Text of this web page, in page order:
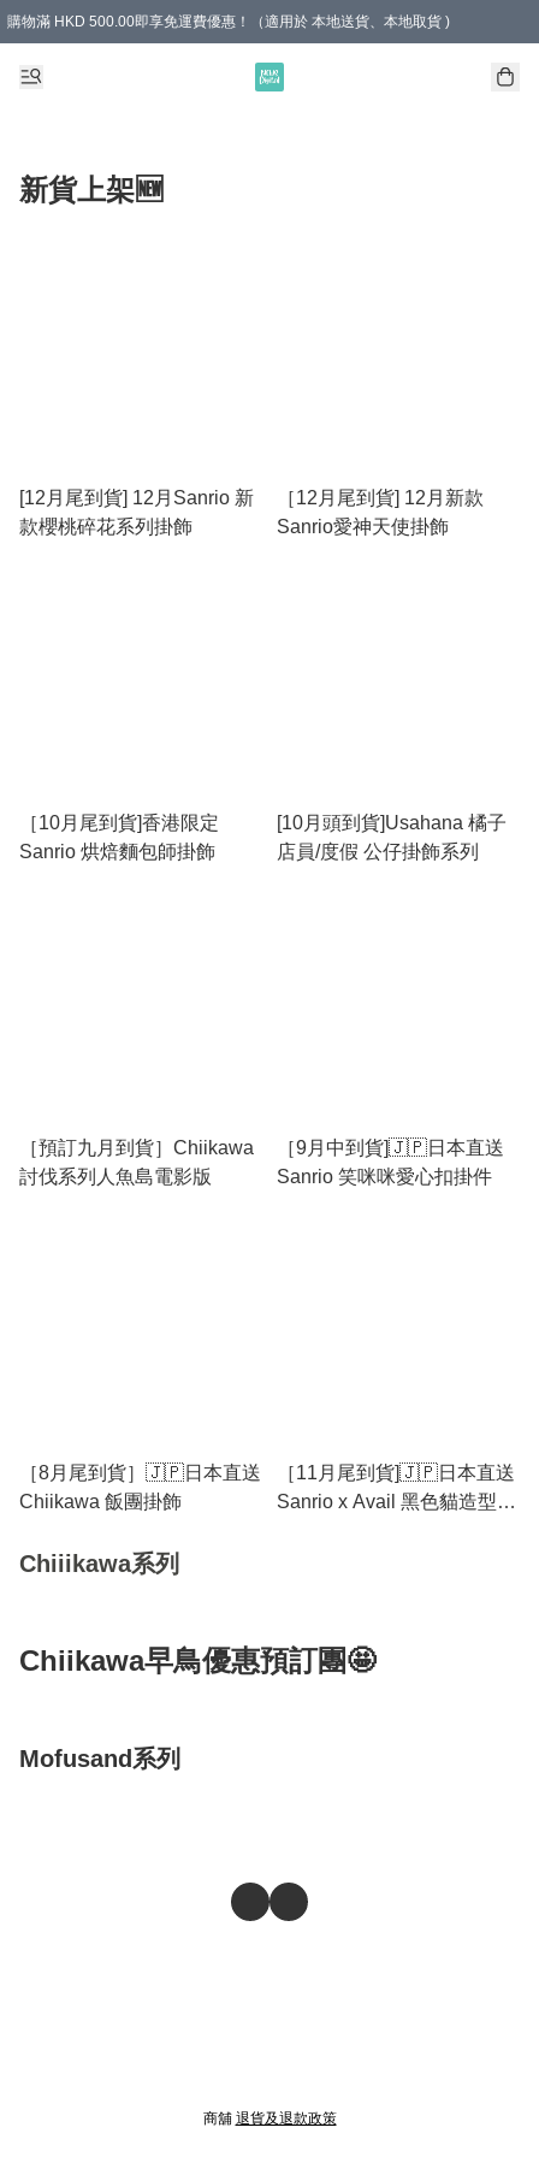
購物滿 HKD 500.00即享免運費優惠！（適用於 本地送貨、本地取貨 )
新貨上架🆕
[12月尾到貨] 12月Sanrio 新
款櫻桃碎花系列掛飾
［12月尾到貨] 12月新款
Sanrio愛神天使掛飾
［10月尾到貨]香港限定
Sanrio 烘焙麵包師掛飾
[10月頭到貨]Usahana 橘子
店員/度假 公仔掛飾系列
［預訂九月到貨］Chiikawa
討伐系列人魚島電影版
［9月中到貨]🇯🇵日本直送
Sanrio 笑咪咪愛心扣掛件
［8月尾到貨］🇯🇵日本直送
Chiikawa 飯團掛飾
［11月尾到貨]🇯🇵日本直送
Sanrio x Avail 黑色貓造型公
Chiiikawa系列
Chiikawa早鳥優惠預訂團🤩
Mofusand系列
商舖 退貨及退款政策